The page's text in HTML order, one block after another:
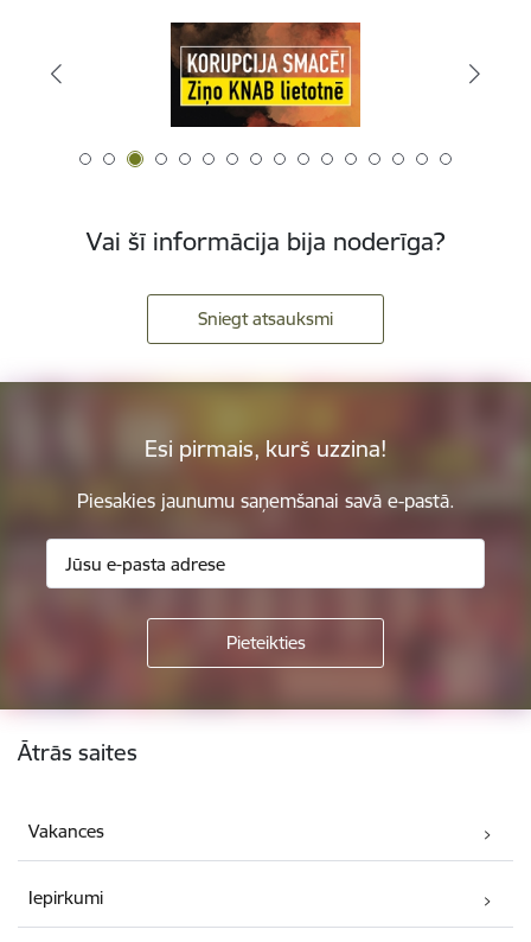
Vai šī informācija bija noderīga?
Sniegt atsauksmi
Esi pirmais, kurš uzzina!
Piesakies jaunumu saņemšanai savā e-pastā.
Kājene
Ātrās saites
Vakances
Iepirkumi